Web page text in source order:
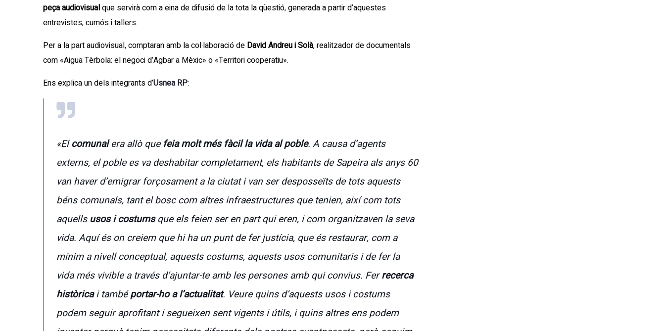
peça audiovisualque servirà com a eina de difusió de la tota la qüestió, generada a partir d’aquestes
entrevistes, cumós i tallers.
Per a la part audiovisual, comptaran amb la col·laboració de David Andreu i Solà, realitzador de documentals
com «Aigua Tèrbola: el negoci d’Agbar a Mèxic» o «Territori cooperatiu».
Ens explica un dels integrants d’Usnea RP:
«Elcomunalera allò que feia molt més fàcil la vida al poble. A causa d’agents
externs, el poble es va deshabitar completament, els habitants de Sapeira als anys 60
van haver d’emigrar forçosament a la ciutat i van ser desposseïts de tots aquests
béns comunals, tant el bosc com altres infraestructures que tenien, així com tots
aquells usos i costumsque els feien ser en part qui eren, i com organitzaven la seva
vida. Aquí és on creiem que hi ha un punt de fer justícia, que és restaurar, com a
mínim a nivell conceptual, aquests costums, aquests usos comunitaris i de fer la
vida més vivible a través d’ajuntar-te amb les persones amb qui convius. Ferrecerca
històricai tambéportar-ho a l’actualitat. Veure quins d’aquests usos i costums
podem seguir aprofitant i segueixen sent vigents i útils, i quins altres ens podem